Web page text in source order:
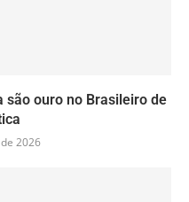
são ouro no Brasileiro de
2026